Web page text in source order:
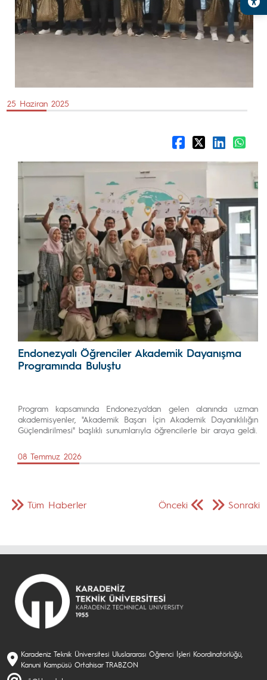
25 Haziran 2025
Endonezyalı Öğrenciler Akademik Dayanışma
Programında Buluştu
Program kapsamında Endonezya'dan gelen alanında uzman
akademisyenler, "Akademik Başarı İçin Akademik Dayanıklılığın
Güçlendirilmesi" başlıklı sunumlarıyla öğrencilerle bir araya geldi.
08 Temmuz 2026
Önceki Sonraki
Tüm Haberler
Karadeniz Teknik Üniversitesi Uluslararası Öğrenci İşleri Koordinatörlüğü,
Kanuni Kampüsü Ortahisar TRABZON